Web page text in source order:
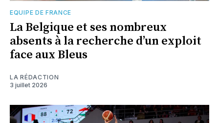
EQUIPE DE FRANCE
La Belgique et ses nombreux
absents à la recherche d’un exploit
face aux Bleus
LA RÉDACTION
3 juillet 2026